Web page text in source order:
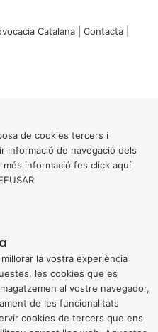
Catalana | Contacta
de cookies tercers i
informació de navegació dels
informació fes click aquí
la vostra experiència
les cookies que es
al vostre navegador,
de les funcionalitats
cookies de tercers que ens